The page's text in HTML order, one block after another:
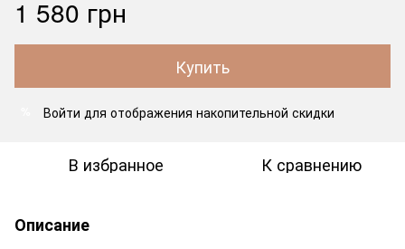
1 580 грн
Купить
Войти для отображения накопительной скидки
В избранное К сравнению
Описание